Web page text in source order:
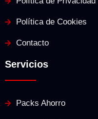
Política de Cookies
Contacto
Servicios
Packs Ahorro